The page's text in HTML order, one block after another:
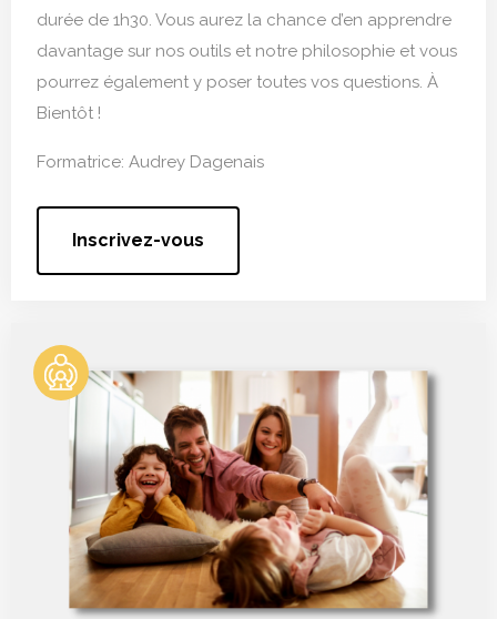
durée de 1h30. Vous aurez la chance d’en apprendre
davantage sur nos outils et notre philosophie et vous
pourrez également y poser toutes vos questions. À
Bientôt !
Formatrice: Audrey Dagenais
Inscrivez-vous